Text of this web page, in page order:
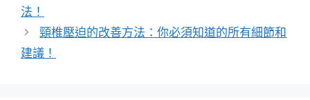
法！
頸椎壓迫的改善方法：你必須知道的所有細節和
建議！